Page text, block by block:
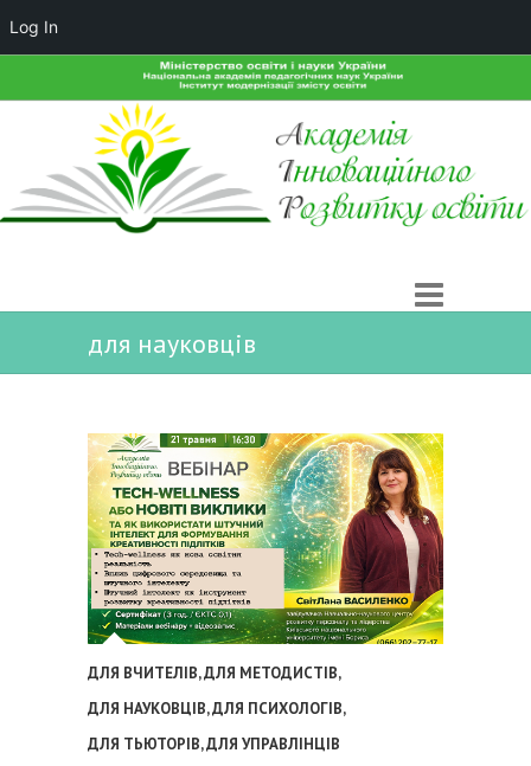
для науковців
ДЛЯ ВЧИТЕЛІВ,ДЛЯ МЕТОДИСТІВ,
ДЛЯ НАУКОВЦІВ,ДЛЯ ПСИХОЛОГІВ,
ДЛЯ ТЬЮТОРІВ,ДЛЯ УПРАВЛІНЦІВ
Log In